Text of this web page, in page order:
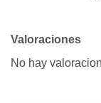
Valoraciones
No hay